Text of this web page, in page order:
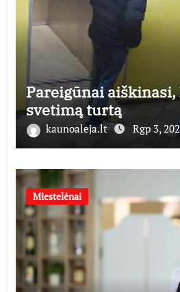
Pareigūnai aiškinasi,
svetimą turtą
kaunoaleja.lt Rgp 3,
Miestelėnai